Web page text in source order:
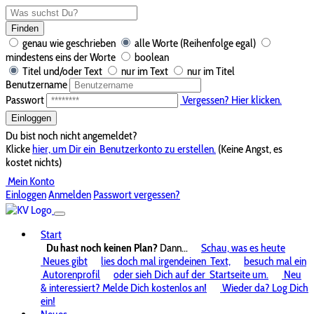
Finden
genau wie geschrieben
alle Worte (Reihenfolge egal)
mindestens eins der Worte
boolean
Titel und/oder Text
nur im Text
nur im Titel
Benutzername
Passwort
Vergessen? Hier klicken.
Einloggen
Du bist noch nicht angemeldet?
Klickehier, um Dir ein Benutzerkonto zu erstellen. (Keine Angst, es
kostet nichts)
Mein Konto
EinloggenAnmelden Passwort vergessen?
Start
Du hast noch keinen Plan? Dann...
Schau, was es heute
Neues gibt
lies doch mal irgendeinen Text,
besuch mal ein
Autorenprofil
oder sieh Dich auf der Startseite um.
Neu
& interessiert? Melde Dich kostenlos an!
Wieder da? Log Dich
ein!